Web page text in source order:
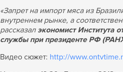
«Запрет на импорт мяса из
внутреннем рынке, а
рассказал экономист Института
службы при президенте РФ
Видео сюжет: http://